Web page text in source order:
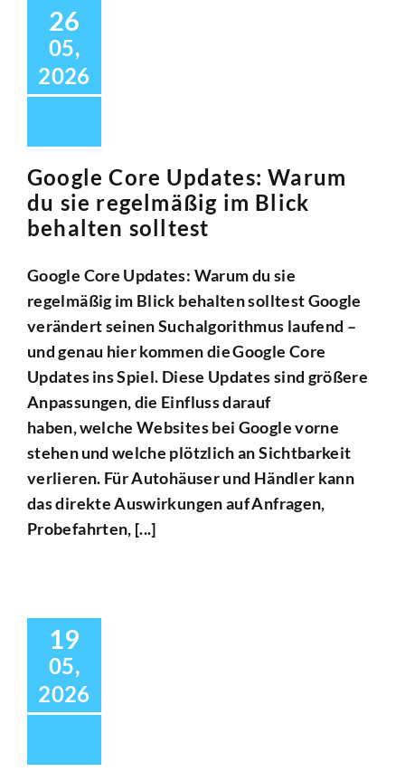
Inhalt
springen
26
05,
2026
Google Core Updates: Warum
du sie regelmäßig im Blick
behalten solltest
Google Core Updates: Warum du sie
regelmäßig im Blick behalten solltest Google
verändert seinen Suchalgorithmus laufend –
und genau hier kommen die Google Core
Updates ins Spiel. Diese Updates sind größere
Anpassungen, die Einfluss darauf
haben, welche Websites bei Google vorne
stehen und welche plötzlich an Sichtbarkeit
verlieren. Für Autohäuser und Händler kann
das direkte Auswirkungen auf Anfragen,
Probefahrten, [...]
19
05,
2026